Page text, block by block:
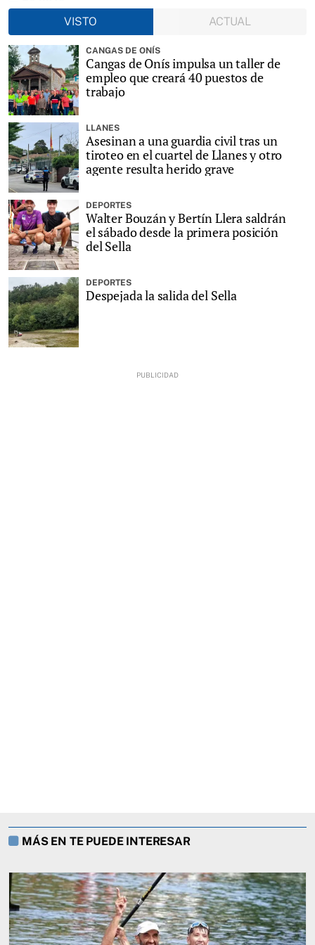
VISTO
ACTUAL
CANGAS DE ONÍS
Cangas de Onís impulsa un taller de
empleo que creará 40 puestos de
trabajo
LLANES
Asesinan a una guardia civil tras un
tiroteo en el cuartel de Llanes y otro
agente resulta herido grave
DEPORTES
Walter Bouzán y Bertín Llera saldrán
el sábado desde la primera posición
del Sella
DEPORTES
Despejada la salida del Sella
MÁS EN TE PUEDE INTERESAR